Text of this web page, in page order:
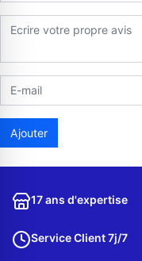
06 37 08 07
Envoyer un
Ajouter
17 ans d'expertise
Service Client 7j/7